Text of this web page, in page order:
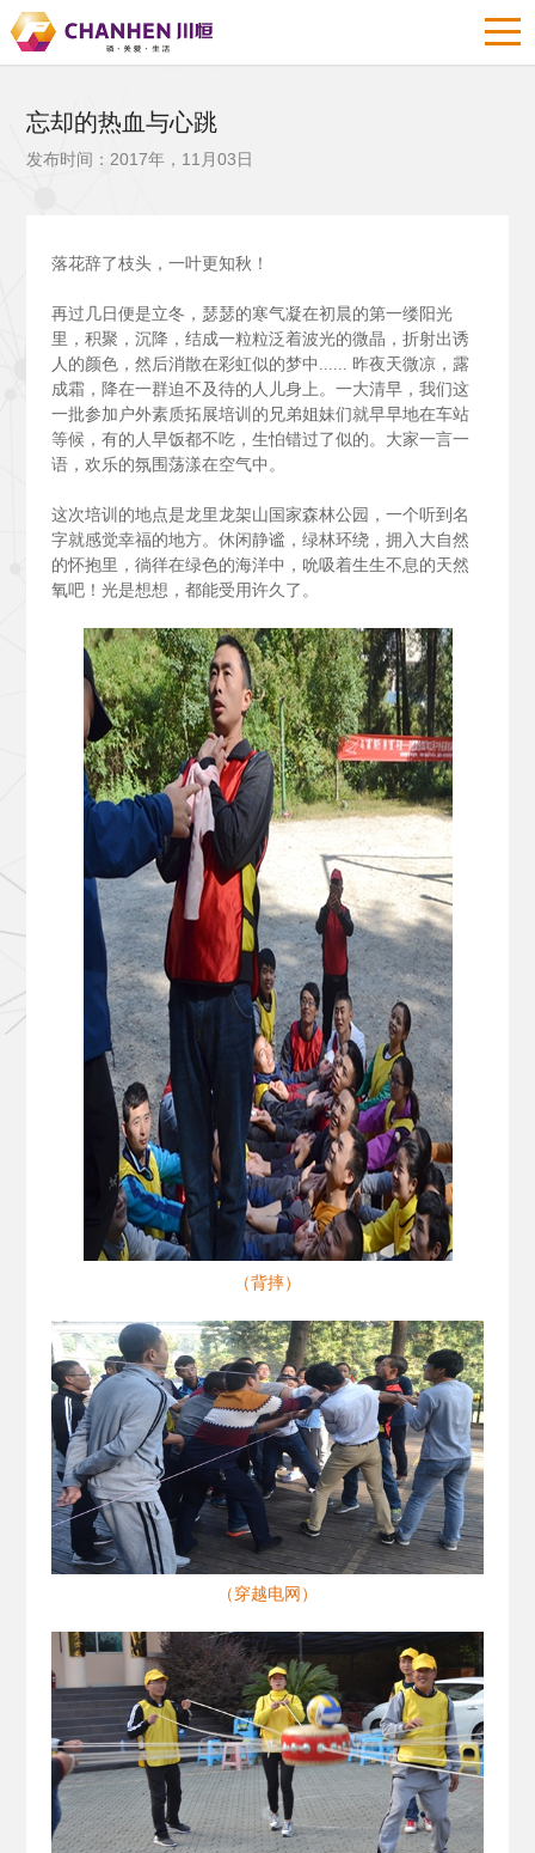
忘却的热血与心跳
发布时间：2017年，11月03日
落花辞了枝头，一叶更知秋！
再过几日便是立冬，瑟瑟的寒气凝在初晨的第一缕阳光
里，积聚，沉降，结成一粒粒泛着波光的微晶，折射出诱
人的颜色，然后消散在彩虹似的梦中...... 昨夜天微凉，露
成霜，降在一群迫不及待的人儿身上。一大清早，我们这
一批参加户外素质拓展培训的兄弟姐妹们就早早地在车站
等候，有的人早饭都不吃，生怕错过了似的。大家一言一
语，欢乐的氛围荡漾在空气中。
这次培训的地点是龙里龙架山国家森林公园，一个听到名
字就感觉幸福的地方。休闲静谧，绿林环绕，拥入大自然
的怀抱里，徜徉在绿色的海洋中，吮吸着生生不息的天然
氧吧！光是想想，都能受用许久了。
（背摔）
（穿越电网）